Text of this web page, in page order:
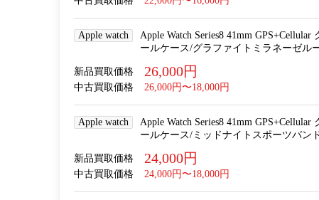
Apple watch
Apple Watch Series8 41mm
ールケース/グラファイトミラネーゼル
新品買取価格 26,000円
中古買取価格 26,000円〜18,000円
Apple watch
Apple Watch Series8 41mm
ールケース/ミッドナイトスポーツバン
新品買取価格 24,000円
中古買取価格 24,000円〜18,000円